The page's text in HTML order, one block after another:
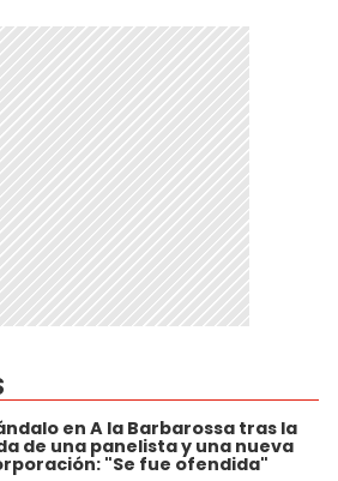
en A la Barbarossa tras la
de una panelista y una nueva
"Se fue ofendida"